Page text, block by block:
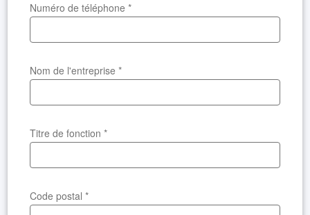
Numéro de téléphone *
Nom de l'entreprise *
Titre de fonction *
Code postal *